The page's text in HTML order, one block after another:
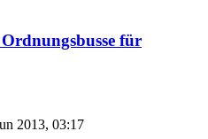
für
2013, 03:17